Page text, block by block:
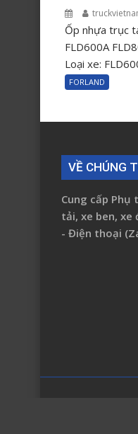
Ốp nhựa trục
FLD600A
Loại xe:
FORLAND
VỀ CHÚNG
Cung cấp Phụ
tải, xe ben, xe
- Điện thoại